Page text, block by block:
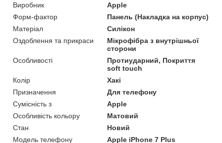
Виробник
Apple
Форм-фактор
Панель (Накладка на корпус)
Матеріал
Силікон
Оздоблення та прикраси
Мікрофібра з внутрішньої
сторони
Особливості
Протиударний, Покриття
soft touch
Колір
Хакі
Призначення
Для телефону
Сумісність з
Apple
Особливість кольору
Матовий
Стан
Новий
Модель телефону
Apple iPhone 7 Plus